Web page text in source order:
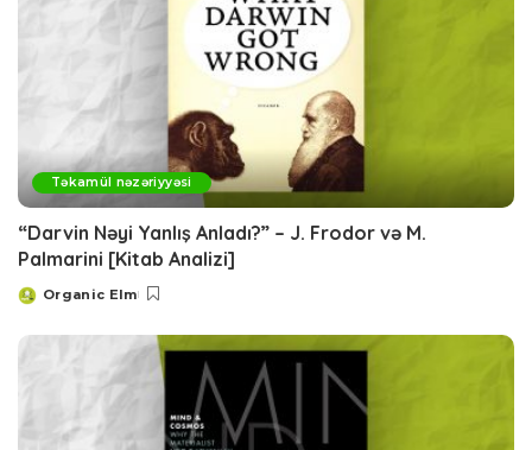
Təkamül nəzəriyyəsi
“Darvin Nəyi Yanlış Anladı?” – J. Frodor və M.
Palmarini [Kitab Analizi]
Posted
Organic Elm